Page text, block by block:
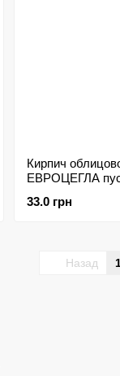
Кирпич
ЕВРОЦЕГЛА
225х100х65мм
33.0 грн
Назад